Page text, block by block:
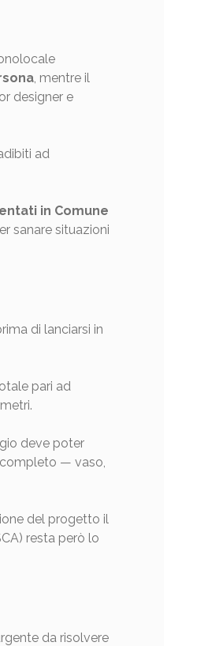
, mentre il
designer e
ad
in Comune
sanare situazioni
di lanciarsi in
pari ad
deve poter
— vaso,
del progetto il
resta però lo
da risolvere